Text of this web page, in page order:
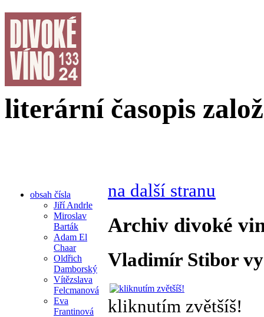
literární časopis
obsah čísla
Jiří Andrle
Miroslav
Barták
Adam El
Chaar
Oldřich
Damborský
Vítězslava
Felcmanová
Eva
Frantinová
na další stranu
Archiv divoké
Vladimír Stibor
kliknutím zvětšíš!